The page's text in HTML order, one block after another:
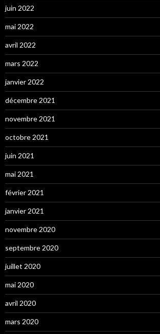
juin 2022
mai 2022
avril 2022
mars 2022
janvier 2022
décembre 2021
novembre 2021
octobre 2021
juin 2021
mai 2021
février 2021
janvier 2021
novembre 2020
septembre 2020
juillet 2020
mai 2020
avril 2020
mars 2020